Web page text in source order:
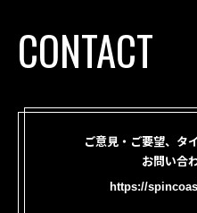
CONTACT
ご意見・ご要望、タ
お問い合
https://